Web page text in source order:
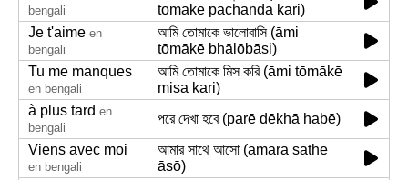
bengali
tōmākē pachanda kari)
Je t'aime en
bengali
আমি তোমাকে ভালোবাসি (āmi
tōmākē bhālōbāsi)
Tu me manques
en bengali
আমি তোমাকে মিস করি (āmi tōmākē
misa kari)
à plus tard en
bengali
পরে দেখা হবে (parē dēkhā habē)
Viens avec moi
en bengali
আমার সাথে আসো (āmāra sāthē
āsō)